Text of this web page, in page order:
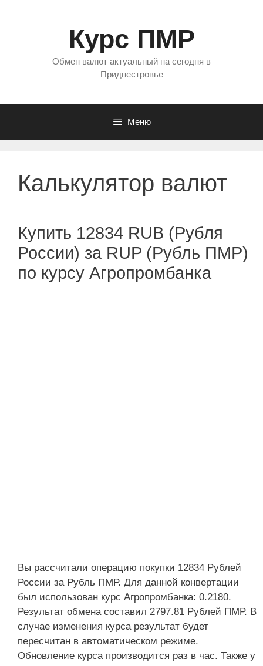
Курс ПМР
Обмен валют актуальный на сегодня в
Приднестровье
Меню
Калькулятор валют
Купить 12834 RUB (Рубля
России) за RUP (Рубль ПМР)
по курсу Агропромбанка
Вы рассчитали операцию покупки 12834 Рублей
России за Рубль ПМР. Для данной конвертации
был использован курс Агропромбанка: 0.2180.
Результат обмена составил 2797.81 Рублей ПМР. В
случае изменения курса результат будет
пересчитан в автоматическом режиме.
Обновление курса производится раз в час. Также у